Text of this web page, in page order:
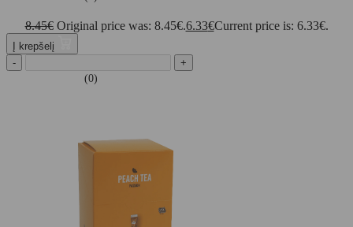
8.45€ Original price was: 8.45€.6.33€Current price is: 6.33€.
Į krepšelį
-
+
(0)